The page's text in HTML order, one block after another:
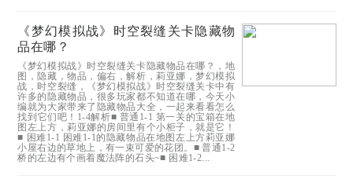
《梦幻模拟战》时空裂缝关卡隐藏物
品在哪？
《梦幻模拟战》时空裂缝关卡隐藏物品在哪？，地
图，隐藏，物品，偏右，解析，莉亚娜，梦幻模拟
战，时空裂缝，《梦幻模拟战》时空裂缝关卡中有
许多的隐藏物品，很多玩家都不知道在哪，今天小
编就为大家带来了隐藏物品大全，一起来看看怎么
找到它们吧！1-4解析■ 普通1-1 第一关的宝箱在地
图左上方，莉亚娜的房间里有个小柜子，就是它！
■ 困难1-1 困难1-1的隐藏物品在地图左上方莉亚娜
小屋右边的草地上，有一束可爱的花团。■ 普通1-2
桥的左边有个画着魔法阵的石头~■ 困难1-2...